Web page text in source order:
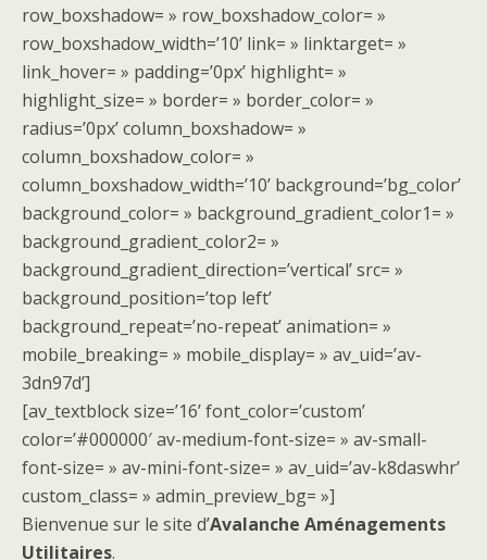
row_boxshadow= » row_boxshadow_color= »
row_boxshadow_width=’10’ link= » linktarget= »
link_hover= » padding=’0px’ highlight= »
highlight_size= » border= » border_color= »
radius=’0px’ column_boxshadow= »
column_boxshadow_color= »
column_boxshadow_width=’10’ background=’bg_color’
background_color= » background_gradient_color1= »
background_gradient_color2= »
background_gradient_direction=’vertical’ src= »
background_position=’top left’
background_repeat=’no-repeat’ animation= »
mobile_breaking= » mobile_display= » av_uid=’av-
3dn97d’]
[av_textblock size=’16’ font_color=’custom’
color=’#000000′ av-medium-font-size= » av-small-
font-size= » av-mini-font-size= » av_uid=’av-k8daswhr’
custom_class= » admin_preview_bg= »]
Bienvenue sur le site d’Avalanche Aménagements
Utilitaires.